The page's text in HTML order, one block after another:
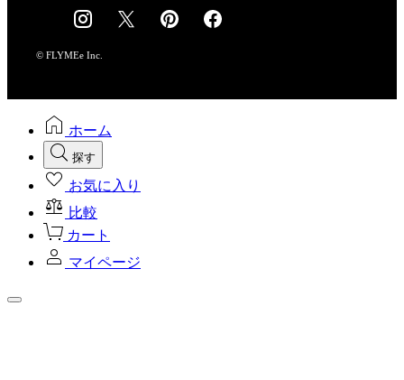
採用情報
© FLYMEe Inc.
ホーム
探す
お気に入り
比較
カート
マイページ